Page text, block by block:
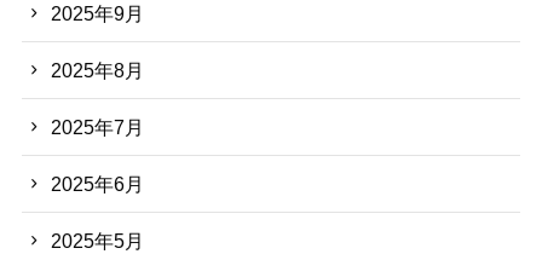
2025年9月
2025年8月
2025年7月
2025年6月
2025年5月